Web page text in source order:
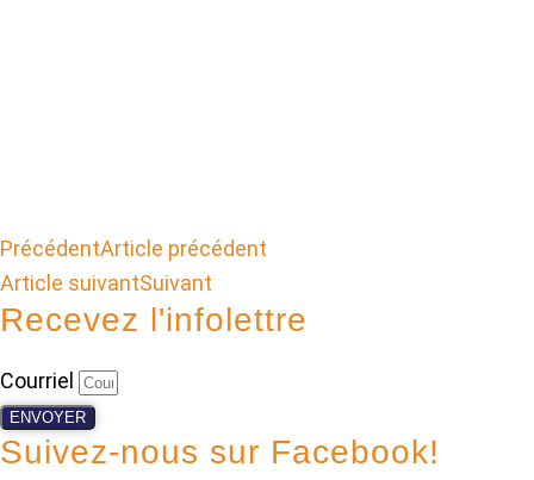
PrécédentArticle précédent
Article suivantSuivant
Recevez l'infolettre
Courriel
ENVOYER
Suivez-nous sur Facebook!